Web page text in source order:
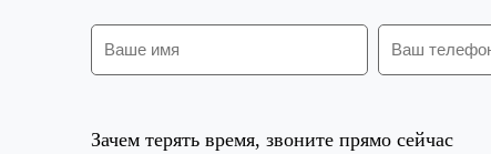
Зачем терять время, звоните прямо сейчас